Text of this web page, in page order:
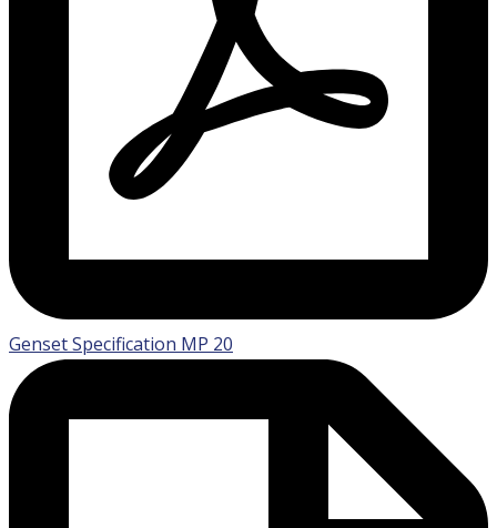
Genset Specification MP 20